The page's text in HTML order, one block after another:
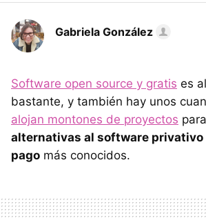
Gabriela González
Software open source y gratis es
bastante, y también hay unos
alojan montones de proyectos
alternativas al software privativo
pago más conocidos.